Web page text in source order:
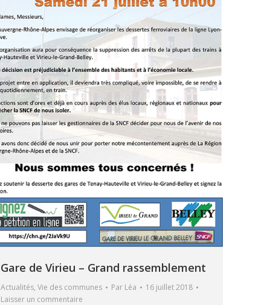
Gare de Virieu – Grand rassemblement
Actualités, Vie des communes Par Léa
16 juillet 2018
Laisser un commentaire